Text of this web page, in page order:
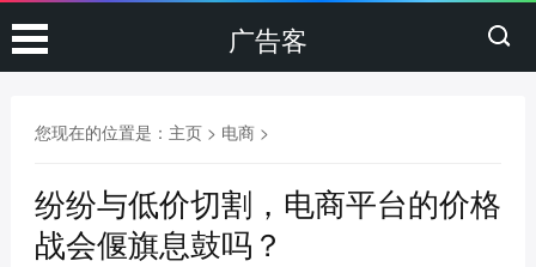
广告客
您现在的位置是： 主页> 电商>
纷纷与低价切割，电商平台的价格
战会偃旗息鼓吗？